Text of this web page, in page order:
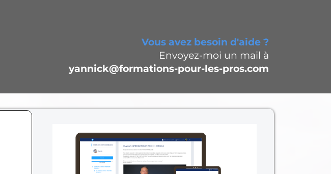
Vous avez besoin d'aide ?
Envoyez-moi un mail à
yannick@formations-pour-les-pros.com